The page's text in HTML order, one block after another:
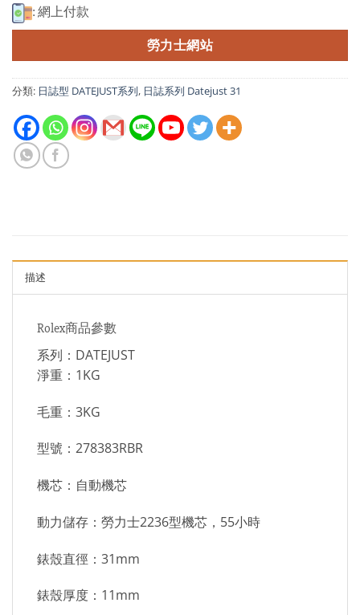
: 網上付款
勞力士網站
分類: 日誌型 DATEJUST系列, 日誌系列 Datejust 31
描述
Rolex商品參數
系列：DATEJUST
淨重：1KG
毛重：3KG
型號：278383RBR
機芯：自動機芯
動力儲存：勞力士2236型機芯，55小時
錶殼直徑：31mm
錶殼厚度：11mm